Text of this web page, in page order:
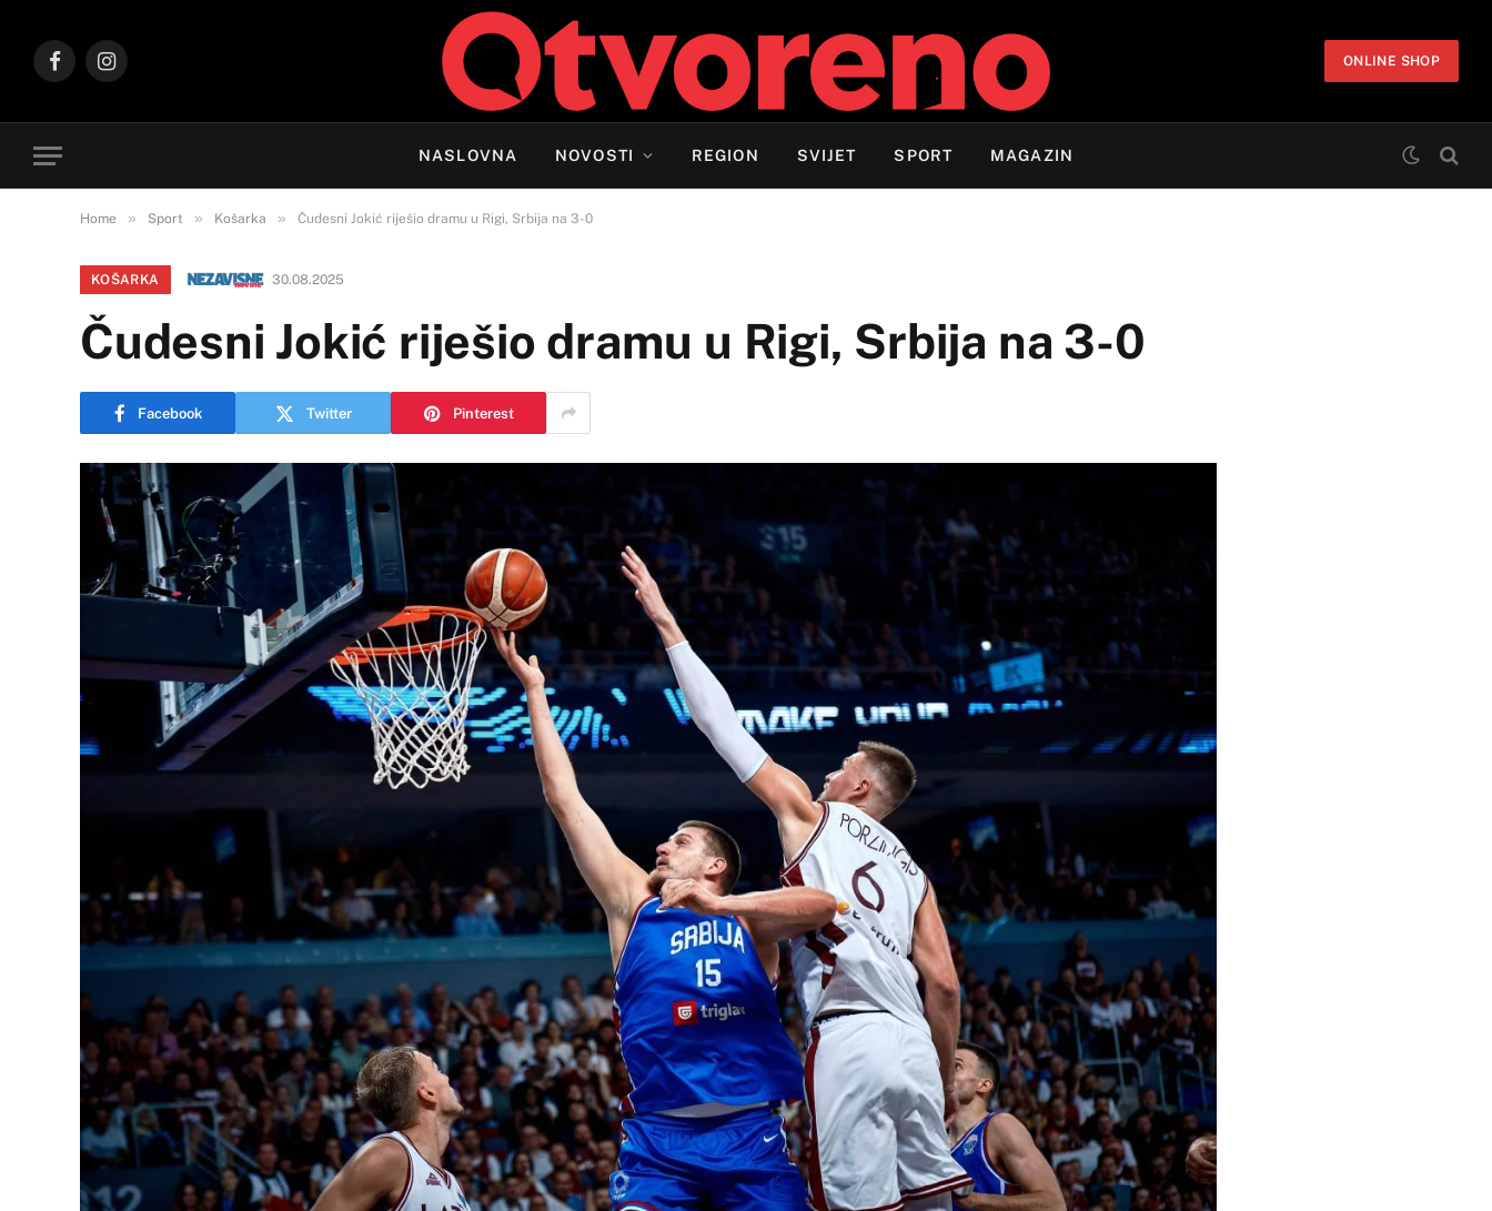
FacebookInstagram
ONLINE SHOP
NASLOVNA NOVOSTI REGION SVIJET SPORT MAGAZIN
Home » Sport » Košarka » Čudesni Jokić riješio dramu u Rigi, Srbija na 3-0
KOŠARKA 30.08.2025
Čudesni Jokić riješio dramu u Rigi, Srbija na 3-0
Facebook Twitter Pinterest